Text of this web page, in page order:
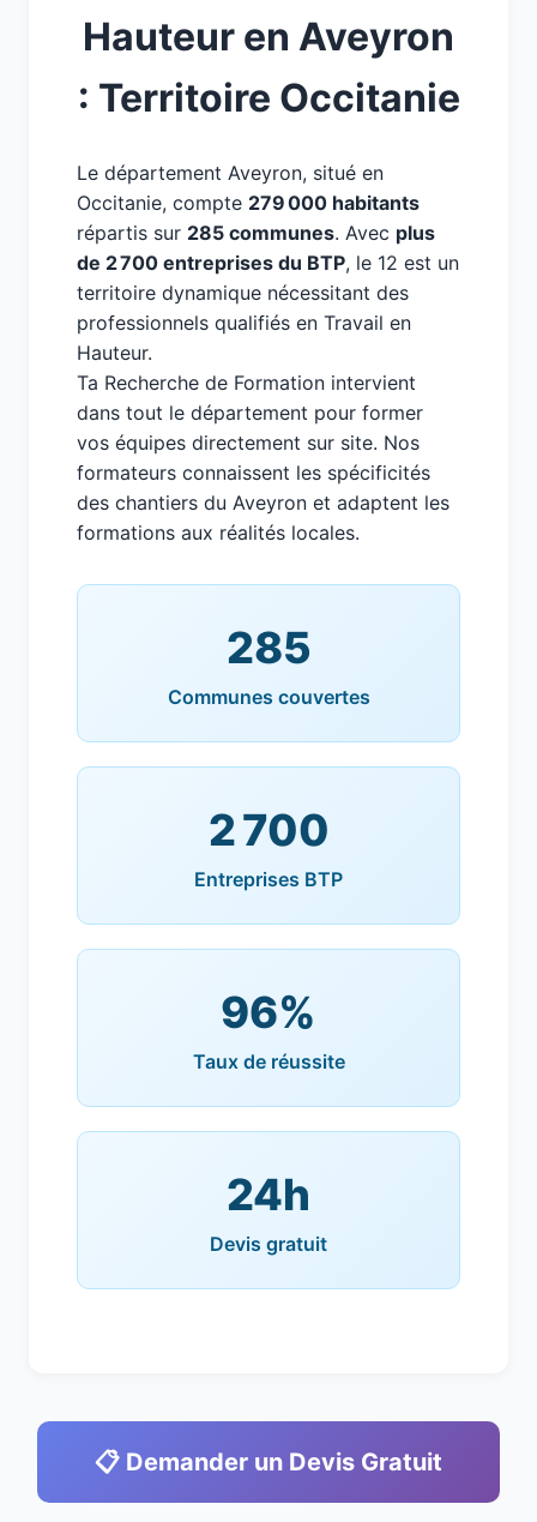
Hauteur en Aveyron
: Territoire Occitanie
Le département Aveyron, situé en
Occitanie, compte 279 000 habitants
répartis sur 285 communes. Avec plus
de 2 700 entreprises du BTP, le 12 est un
territoire dynamique nécessitant des
professionnels qualifiés en Travail en
Hauteur.
Ta Recherche de Formation intervient
dans tout le département pour former
vos équipes directement sur site. Nos
formateurs connaissent les spécificités
des chantiers du Aveyron et adaptent les
formations aux réalités locales.
285
Communes couvertes
2 700
Entreprises BTP
96%
Taux de réussite
24h
Devis gratuit
📋 Demander un Devis Gratuit